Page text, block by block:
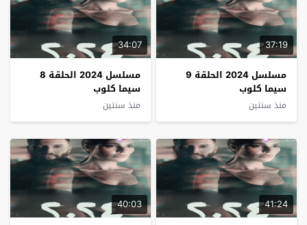
37:19
مسلسل 2024 الحلقة 9
سيما كلوب
منذ سنتين
34:07
مسلسل 2024 الحلقة 8
سيما كلوب
منذ سنتين
41:24
40:03